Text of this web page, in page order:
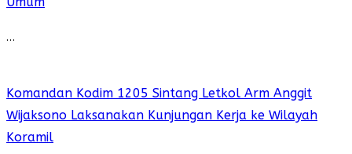
…
Komandan Kodim 1205 Sintang Letkol Arm Anggit
Wijaksono Laksanakan Kunjungan Kerja ke Wilayah
Koramil